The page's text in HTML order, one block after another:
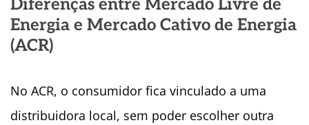
Diferenças entre Mercado Livre de
Energia e Mercado Cativo de Energia
(ACR)
No ACR, o consumidor fica vinculado a uma
distribuidora local, sem poder escolher outra